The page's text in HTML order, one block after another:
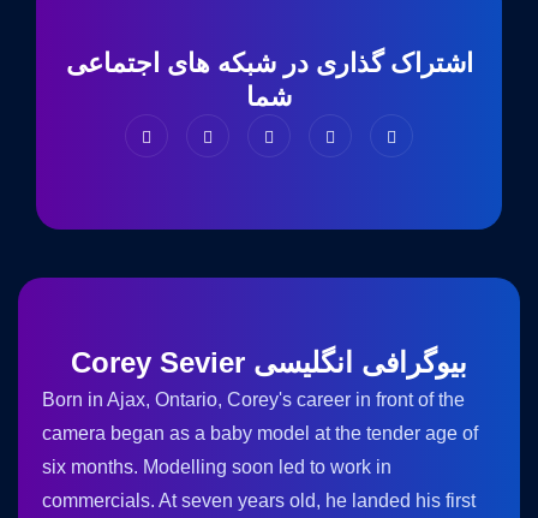
اشتراک گذاری در شبکه های اجتماعی
شما
بیوگرافی انگلیسی Corey Sevier
Born in Ajax, Ontario, Corey's career in front of the
camera began as a baby model at the tender age of
six months. Modelling soon led to work in
commercials. At seven years old, he landed his first